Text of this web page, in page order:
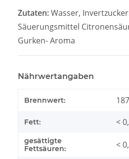
Zutaten:Wasser,
Säuerungsmittel
Gurken- Aroma
Nährwertangaben
Brennwert:
Fett: <
gesättigte
Fettsäuren:
<